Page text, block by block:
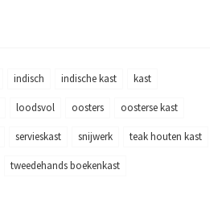
indisch indische kast kast
loodsvol oosters oosterse kast
servieskast snijwerk teak houten kast
tweedehands boekenkast